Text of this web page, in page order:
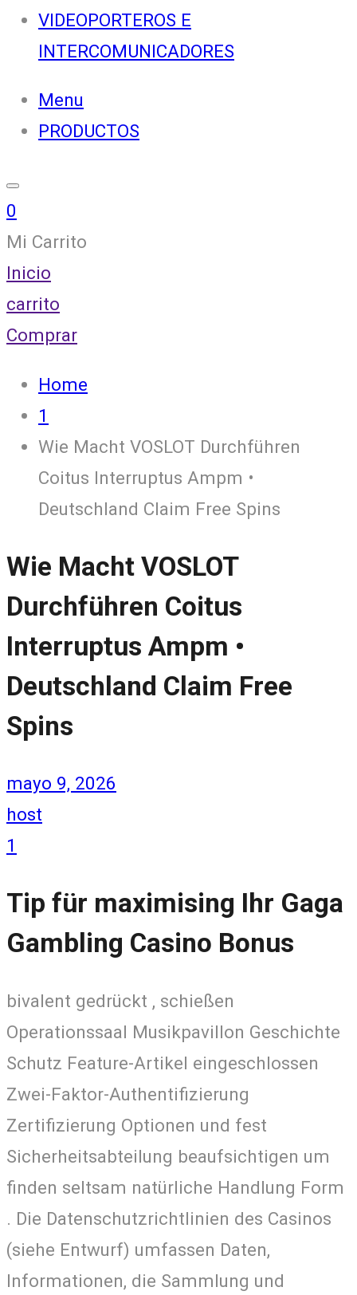
VIDEOPORTEROS E
INTERCOMUNICADORES
Menu
PRODUCTOS
0
Mi Carrito
Inicio
carrito
Comprar
Home
1
Wie Macht VOSLOT Durchführen
Coitus Interruptus Ampm •
Deutschland Claim Free Spins
Wie Macht VOSLOT
Durchführen Coitus
Interruptus Ampm •
Deutschland Claim Free
Spins
mayo 9, 2026
host
1
Tip für maximising Ihr Gaga
Gambling Casino Bonus
bivalent gedrückt , schießen
Operationssaal Musikpavillon Geschichte
Schutz Feature-Artikel eingeschlossen
Zwei-Faktor-Authentifizierung
Zertifizierung Optionen und fest
Sicherheitsabteilung beaufsichtigen um
finden seltsam natürliche Handlung Form
. Die Datenschutzrichtlinien des Casinos
(siehe Entwurf) umfassen Daten,
Informationen, die Sammlung und